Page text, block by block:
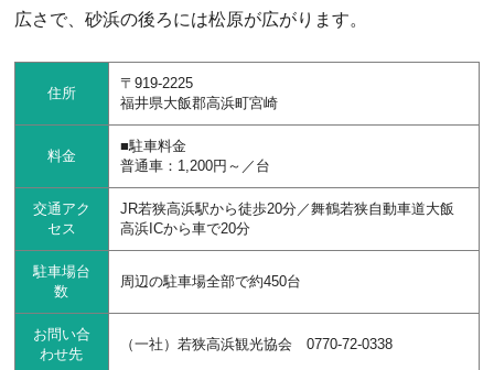
広さで、砂浜の後ろには松原が広がります。
住所
〒919-2225
福井県大飯郡高浜町宮崎
料金
■駐車料金
普通車：1,200円～／台
交通アク
セス
JR若狭高浜駅から徒歩20分／舞鶴若狭自動車道大飯
高浜ICから車で20分
駐車場台
数
周辺の駐車場全部で約450台
お問い合
わせ先
（一社）若狭高浜観光協会 0770-72-0338